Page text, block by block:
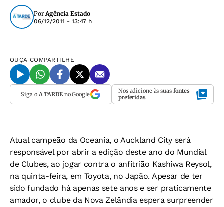
PorAgência Estado
06/12/2011 - 13:47 h
OUÇA COMPARTILHE
Siga o A TARDEno Google Nos adicione às suas fontes
preferidas
Atual campeão da Oceania, o Auckland City será
responsável por abrir a edição deste ano do Mundial
de Clubes, ao jogar contra o anfitrião Kashiwa Reysol,
na quinta-feira, em Toyota, no Japão. Apesar de ter
sido fundado há apenas sete anos e ser praticamente
amador, o clube da Nova Zelândia espera surpreender